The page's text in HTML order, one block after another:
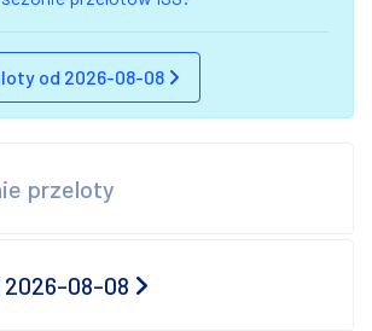
od 2026-08-08
przeloty
08-08